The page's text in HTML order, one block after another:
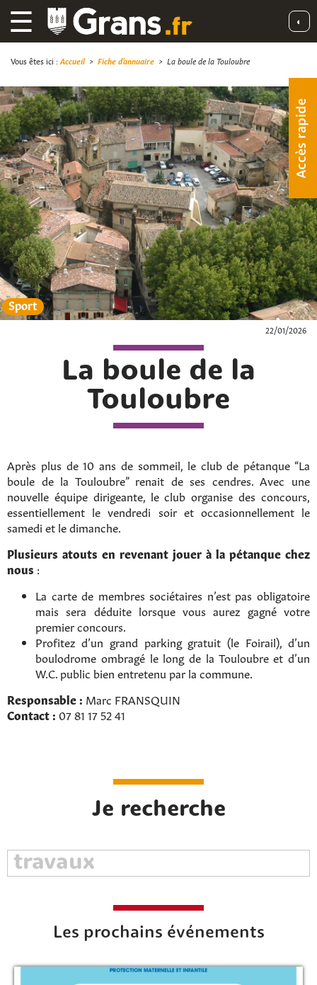
☰ ◐
Accès rapide
Vous êtes ici : Accueil> Fiche d'annuaire > La boule de la Touloubre
Sport
22/01/2026
La boule de la
Touloubre
Après plus de 10 ans de sommeil, le club de pétanque “La
boule de la Touloubre” renait de ses cendres. Avec une
nouvelle équipe dirigeante, le club organise des concours,
essentiellement le vendredi soir et occasionnellement le
samedi et le dimanche.
Plusieurs atouts en revenant jouer à la pétanque chez
nous :
La carte de membres sociétaires n’est pas obligatoire
mais sera déduite lorsque vous aurez gagné votre
premier concours.
Profitez d’un grand parking gratuit (le Foirail), d’un
boulodrome ombragé le long de la Touloubre et d’un
W.C. public bien entretenu par la commune.
Responsable : Marc FRANSQUIN
Contact : 07 81 17 52 41
Je recherche
Les prochains événements